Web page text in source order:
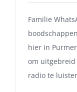
Familie
hier in
om
radio te